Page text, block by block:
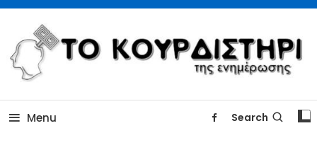
Skip
Content
TOKOURDISTIRI.GR
Menu Search